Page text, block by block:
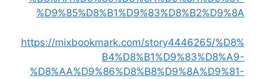
%D9%85%D8%B1%D9%83%D8%B2%D9%8A
https://mixbookmark.com/story4446265/%D8%
B4%D8%B1%D9%83%D8%A9-
%D8%AA%D9%86%D8%B8%D9%8A%D9%81-